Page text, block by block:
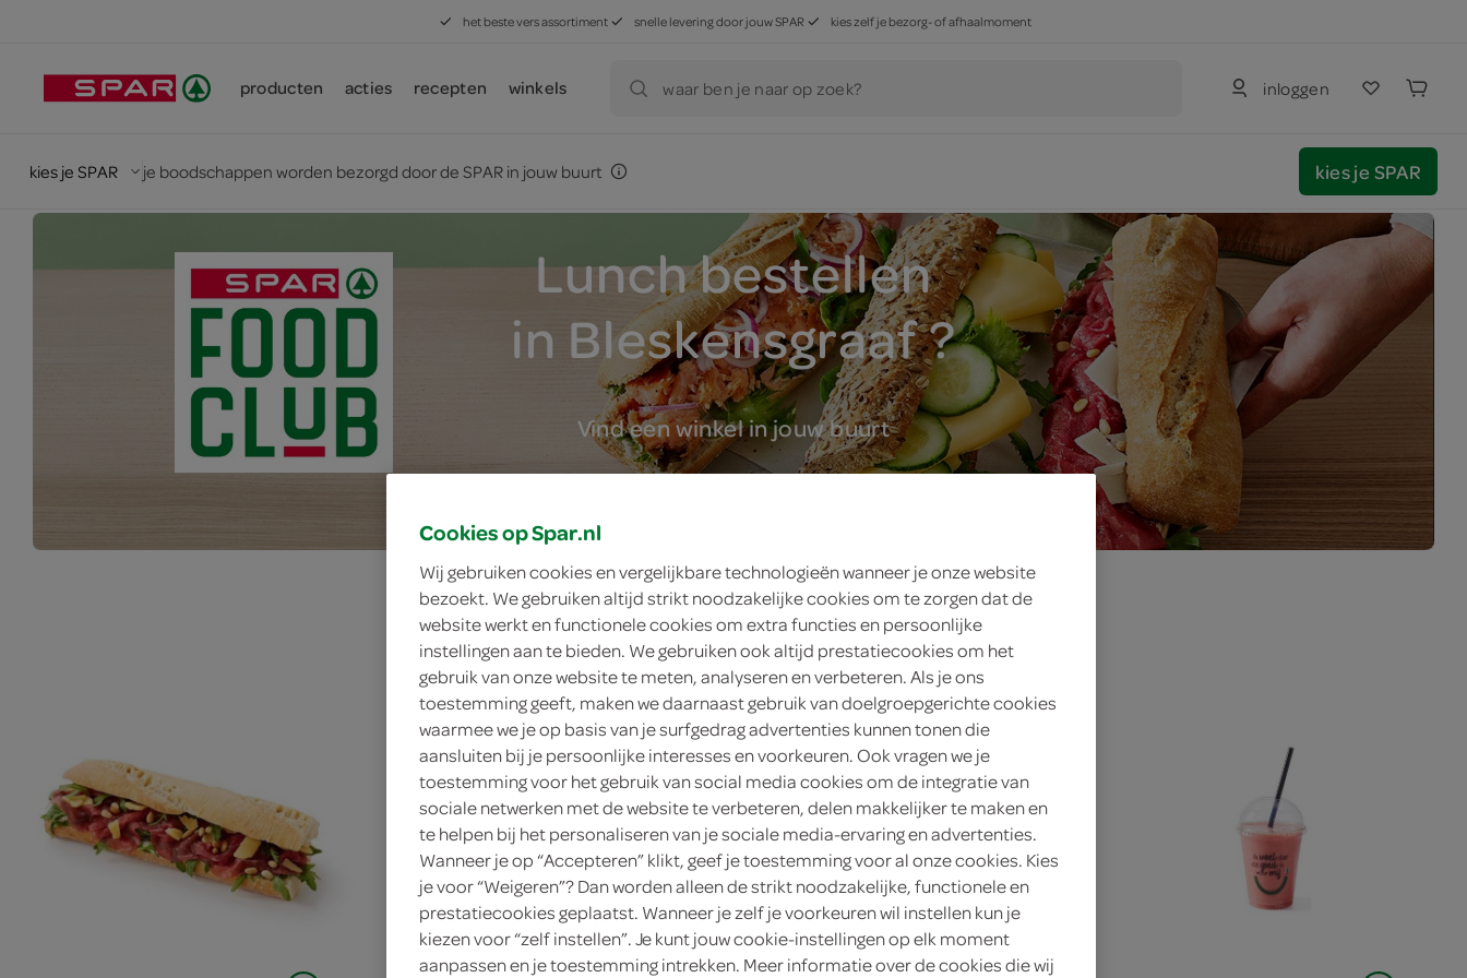
het beste vers assortiment snelle levering door jouw SPAR kies zelf je bezorg- of afhaalmoment
producten acties recepten winkels waar ben je naar op zoek? inloggen
kies je SPAR je boodschappen worden bezorgd door de SPAR in jouw buurt kies je SPAR
Lunch bestellen
in Bleskensgraaf ?
Vind een winkel in jouw buurt
Cookies op Spar.nl
Wij gebruiken cookies en vergelijkbare technologieën wanneer je onze website
bezoekt. We gebruiken altijd strikt noodzakelijke cookies om te zorgen dat de
website werkt en functionele cookies om extra functies en persoonlijke
instellingen aan te bieden. We gebruiken ook altijd prestatiecookies om het
gebruik van onze website te meten, analyseren en verbeteren. Als je ons
toestemming geeft, maken we daarnaast gebruik van doelgroepgerichte cookies
waarmee we je op basis van je surfgedrag advertenties kunnen tonen die
aansluiten bij je persoonlijke interesses en voorkeuren. Ook vragen we je
toestemming voor het gebruik van social media cookies om de integratie van
sociale netwerken met de website te verbeteren, delen makkelijker te maken en
te helpen bij het personaliseren van je sociale media-ervaring en advertenties.
Wanneer je op “Accepteren” klikt, geef je toestemming voor al onze cookies. Kies
je voor “Weigeren”? Dan worden alleen de strikt noodzakelijke, functionele en
prestatiecookies geplaatst. Wanneer je zelf je voorkeuren wil instellen kun je
kiezen voor “zelf instellen”. Je kunt jouw cookie-instellingen op elk moment
aanpassen en je toestemming intrekken. Meer informatie over de cookies die wij